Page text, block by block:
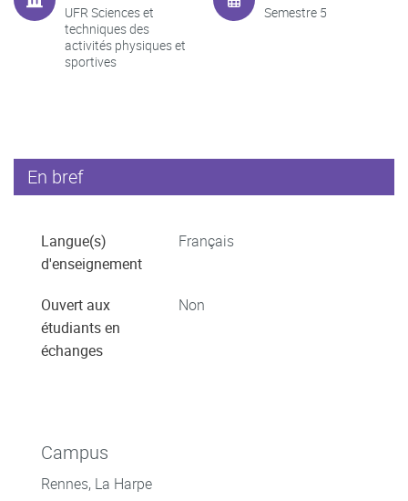
UFR Sciences et
techniques des
activités physiques et
sportives
Semestre 5
En bref
Langue(s)
d'enseignement
Français
Ouvert aux
étudiants en
échanges
Non
Campus
Rennes, La Harpe